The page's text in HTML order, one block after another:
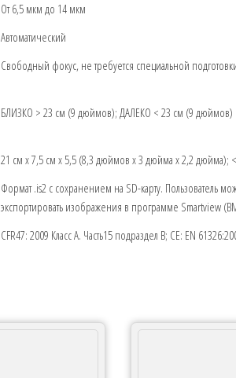
От 6,5 мкм до 14 мкм
Автоматический
Свободный фокус, не требуется специальной
БЛИЗКО > 23 см (9 дюймов); ДАЛЕКО < 23 см (9 дюймов)
21 см x 7,5 см x 5,5 (8,3 дюймов x 3 дюйма x 2,2 дюйма);
Формат .is2 с сохранением на SD-карту. Пользователь
экспортировать изображения в программе Smartview
CFR47: 2009 Класс A. Часть15 подраздел B; CE: EN